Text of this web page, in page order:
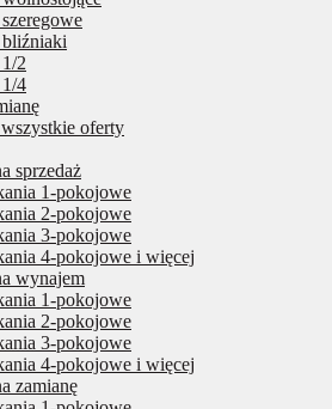
2
4
oferty
sprzedaż
1-pokojowe
2-pokojowe
3-pokojowe
4-pokojowe i więcej
wynajem
1-pokojowe
2-pokojowe
3-pokojowe
4-pokojowe i więcej
zamianę